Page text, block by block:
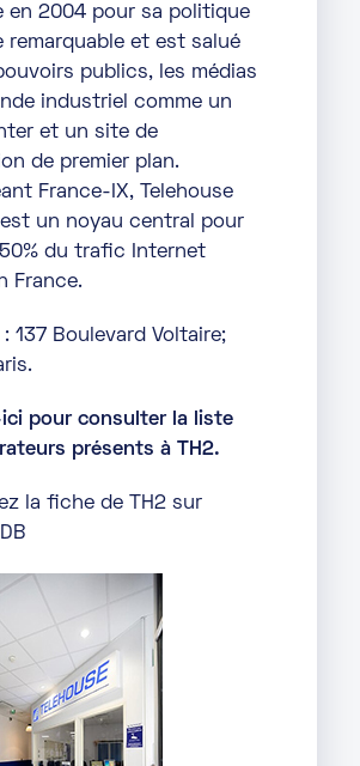
EN
en 2004 pour sa politique
remarquable et est salué
publics, les médias
industriel comme un
et un site de
de premier plan.
France-IX, Telehouse
un noyau central pour
du trafic Internet
France.
137 Boulevard Voltaire;
pour consulter la liste
présents à TH2.
la fiche de TH2 sur